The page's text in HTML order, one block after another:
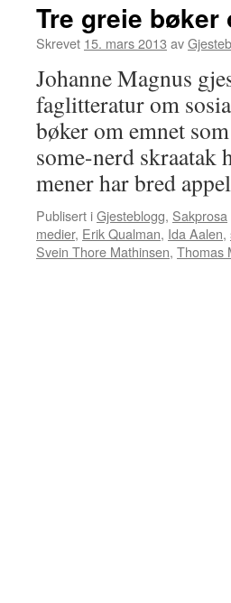
Tre greie
Skrevet 15. mars 2013 av
Johanne Magnus
faglitteratur om
bøker om emnet
some-nerd skraatak
mener har bred
Publisert iGjesteblogg, Sakprosa
medier, Erik Qualman, Ida Aalen,
Svein Thore Mathinsen, Thomas